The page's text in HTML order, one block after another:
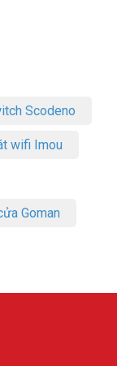
Scodeno
wifi Imou
Goman